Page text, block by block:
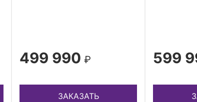
499 990 ₽
ЗАКАЗАТЬ
599